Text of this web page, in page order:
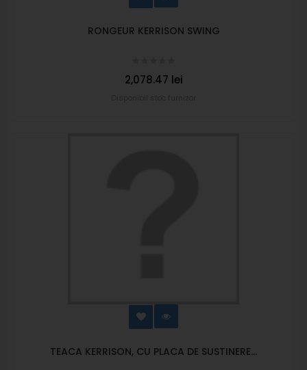
RONGEUR KERRISON SWING
2,078.47 lei
TEACA KERRISON, CU PLACA DE SUSTINERE...